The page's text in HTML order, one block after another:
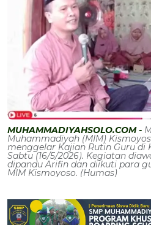
MUHAMMADIYAHSOLO.COM -
Muhammadiyah (MIM)
menggelar Kajian Rutin Guru di
Sabtu (16/5/2026). Kegiatan
dipandu Arifin dan diikuti para
MIM Kismoyoso. (Humas)